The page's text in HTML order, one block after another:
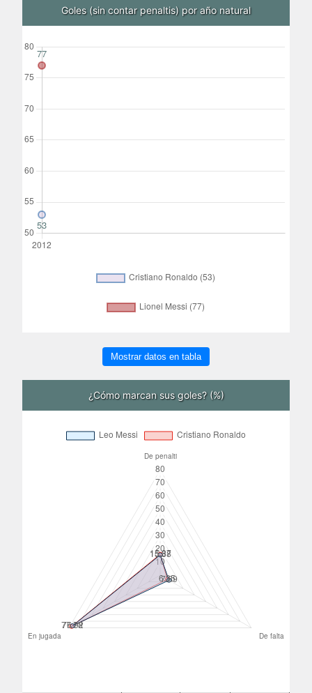
Goles (sin contar penaltis) por año natural
Mostrar datos en tabla
¿Cómo marcan sus goles? (%)